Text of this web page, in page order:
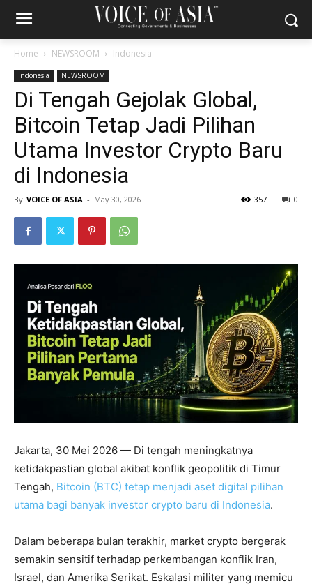
Home NEWSROOM Indonesia
Indonesia NEWSROOM
Di Tengah Gejolak Global,
Bitcoin Tetap Jadi Pilihan
Utama Investor Crypto Baru
di Indonesia
By VOICE OF ASIA - May 30, 2026 0
357
Jakarta, 30 Mei 2026 — Di tengah meningkatnya
ketidakpastian global akibat konflik geopolitik di Timur
Tengah, Bitcoin (BTC) tetap menjadi aset digital pilihan
utama bagi banyak investor crypto baru di Indonesia.
Dalam beberapa bulan terakhir, market crypto bergerak
semakin sensitif terhadap perkembangan konflik Iran,
Israel, dan Amerika Serikat. Eskalasi militer yang memicu